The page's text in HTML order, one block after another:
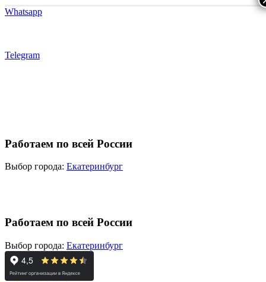
Whatsapp
Telegram
Работаем по всей России
Выбор города: Екатеринбург
Работаем по всей России
Выбор города: Екатеринбург